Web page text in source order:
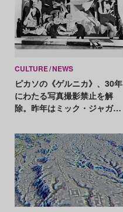
CULTURE NEWS
ピカソの《ゲルニカ》、30年
にわたる写真撮影禁止を解
除。昨年はミック・ジャガー